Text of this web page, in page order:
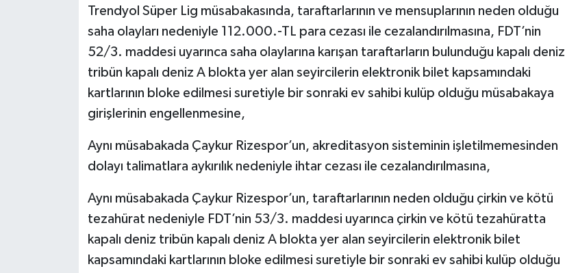
Trendyol Süper Lig müsabakasında, taraftarlarının ve mensuplarının neden olduğu
saha olayları nedeniyle 112.000.-TL para cezası ile cezalandırılmasına, FDT’nin
52/3. maddesi uyarınca saha olaylarına karışan taraftarların bulunduğu kapalı deniz
tribün kapalı deniz A blokta yer alan seyircilerin elektronik bilet kapsamındaki
kartlarının bloke edilmesi suretiyle bir sonraki ev sahibi kulüp olduğu müsabakaya
girişlerinin engellenmesine,
Aynı müsabakada Çaykur Rizespor’un, akreditasyon sisteminin işletilmemesinden
dolayı talimatlara aykırılık nedeniyle ihtar cezası ile cezalandırılmasına,
Aynı müsabakada Çaykur Rizespor’un, taraftarlarının neden olduğu çirkin ve kötü
tezahürat nedeniyle FDT’nin 53/3. maddesi uyarınca çirkin ve kötü tezahüratta
kapalı deniz tribün kapalı deniz A blokta yer alan seyircilerin elektronik bilet
kapsamındaki kartlarının bloke edilmesi suretiyle bir sonraki ev sahibi kulüp olduğu